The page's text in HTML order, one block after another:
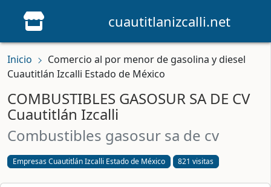
cuautitlanizcalli.net
Inicio
Comercio al por menor de gasolina y diesel
Cuautitlán Izcalli Estado de México
COMBUSTIBLES GASOSUR SA DE CV
Cuautitlán Izcalli
combustibles gasosur sa de cv
Empresas Cuautitlán Izcalli Estado de México 821 visitas